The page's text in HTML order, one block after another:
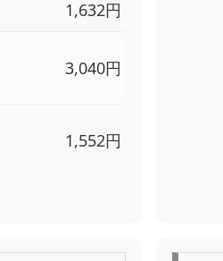
1,632円
3,040円
1,552円